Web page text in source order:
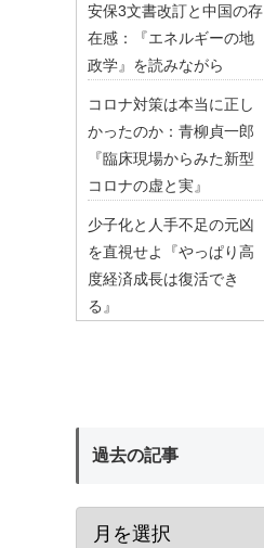
安保3文書改訂と中国の存
在感：『エネルギーの地
政学』を読みながら
コロナ対策は本当に正し
かったのか：青柳貞一郎
『臨床現場からみた新型
コロナの虚と実』
少子化と人手不足の元凶
を直視せよ『やっぱり高
度経済成長は復活でき
る』
過去の記事